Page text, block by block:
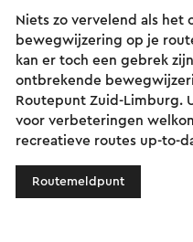
Niets zo vervelend als het
bewegwijzering op je
kan er toch een gebrek
ontbrekende
Routepunt Zuid-Limburg.
voor verbeteringen
recreatieve routes up-to-
Routemeldpunt